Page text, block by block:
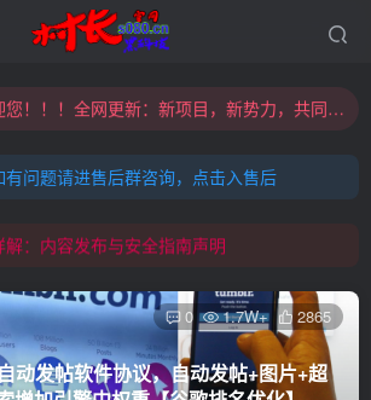
村长黑科技欢迎您！！！全网更新：新项目，新势力，共同发展
村长黑科技欢迎您！！！全网更新：新项目，新势力，共同发展
有问题请进售后群咨询，点击入售后
：内容发布与安全指南声明
动发帖软件协议，自动发帖+图片+超
0 1.7W+ 2865